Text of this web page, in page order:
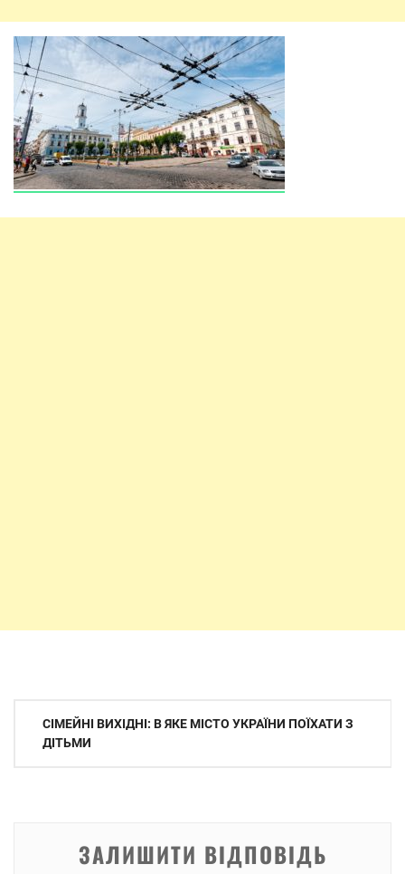
Навігація
записів
СІМЕЙНІ ВИХІДНІ: В ЯКЕ МІСТО УКРАЇНИ ПОЇХАТИ З
ДІТЬМИ
ЗАЛИШИТИ ВІДПОВІДЬ